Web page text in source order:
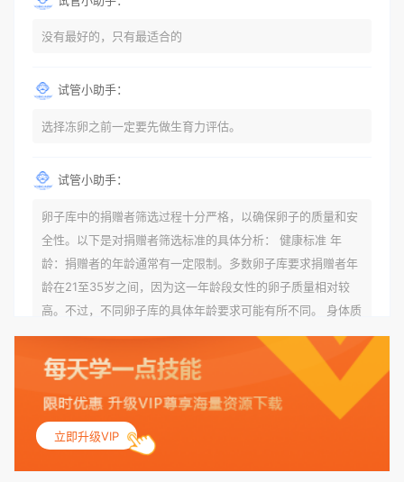
没有最好的，只有最适合的
试管小助手：
选择冻卵之前一定要先做生育力评估。
试管小助手：
卵子库中的捐赠者筛选过程十分严格，以确保卵子的质量和安
全性。以下是对捐赠者筛选标准的具体分析： 健康标准 年
龄：捐赠者的年龄通常有一定限制。多数卵子库要求捐赠者年
龄在21至35岁之间，因为这一年龄段女性的卵子质量相对较
高。不过，不同卵子库的具体年龄要求可能有所不同。 身体质
量指数（BMI）：捐赠者的BMI通常需要在正常范围内，以确
保其身体健康状况良好。过高的BMI可能与多种健康问题相关
联，包括不孕症和妊娠并发症。 生殖健康：捐赠者需要有规律
的月经期，无生殖障碍或异常问题。此外，还需要进行详细的
妇科检查，以确保其生殖系统的健康。 遗传病史与家族病史：
捐赠者及其家庭成员需要无严重的遗传病史、精神病史和传染
病史。这通常需要通过基因检测、家族史调查和医疗记录审查
立即升级VIP